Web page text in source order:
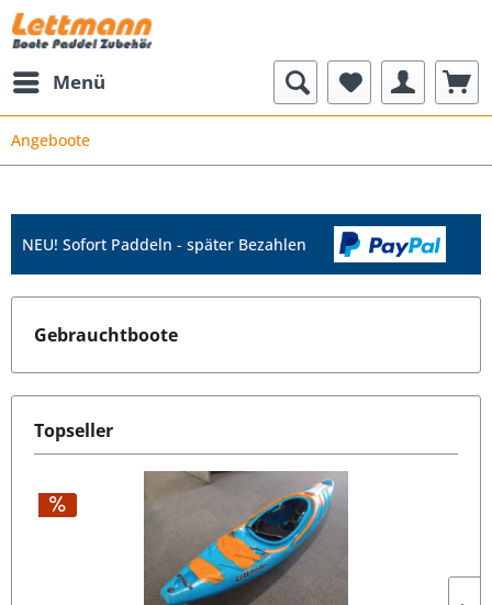
Menü
Angeboote
NEU! Sofort Paddeln - später Bezahlen
Gebrauchtboote
Topseller